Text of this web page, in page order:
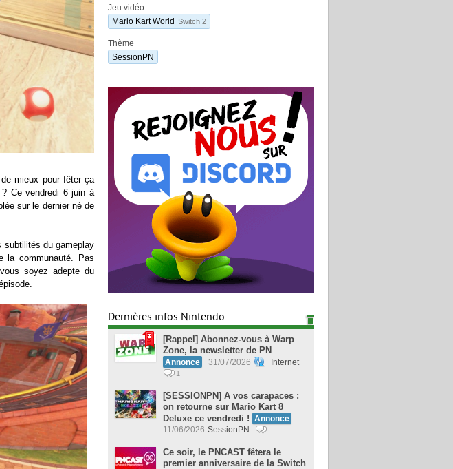
mieux pour fêter ça
? Ce vendredi 6 juin à
sur le dernier né de
subtilités du gameplay
la communauté. Pas
soyez adepte du
Jeu vidéo
Mario Kart World Switch 2
Thème
SessionPN
Dernières infos Nintendo
[Rappel] Abonnez-vous à Warp
Zone, la newsletter de PN
Annonce 31/07/2026 Internet
1
[SESSIONPN] A vos carapaces :
on retourne sur Mario Kart 8
Deluxe ce vendredi !
Annonce
11/06/2026 SessionPN
Ce soir, le PNCAST fêtera le
premier anniversaire de la Switch